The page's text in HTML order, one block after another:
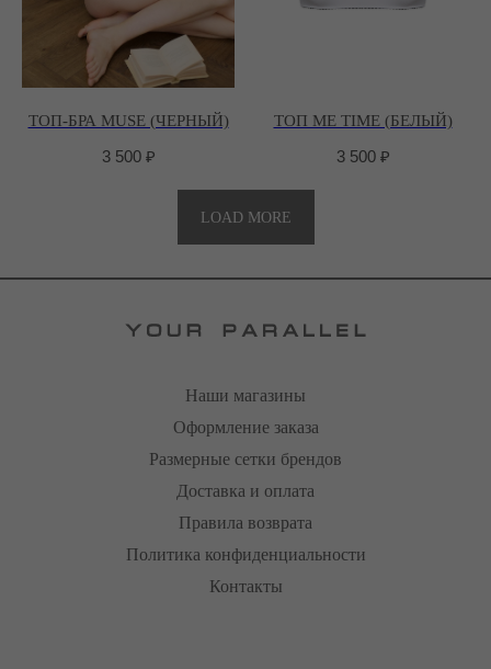
ТОП-БРА MUSE (ЧЕРНЫЙ)
3 500 ₽
ТОП ME TIME (БЕЛЫЙ)
3 500 ₽
LOAD MORE
Наши магазины
Оформление заказа
Размерные сетки брендов
Доставка и оплата
Правила возврата
Политика конфиденциальности
Контакты